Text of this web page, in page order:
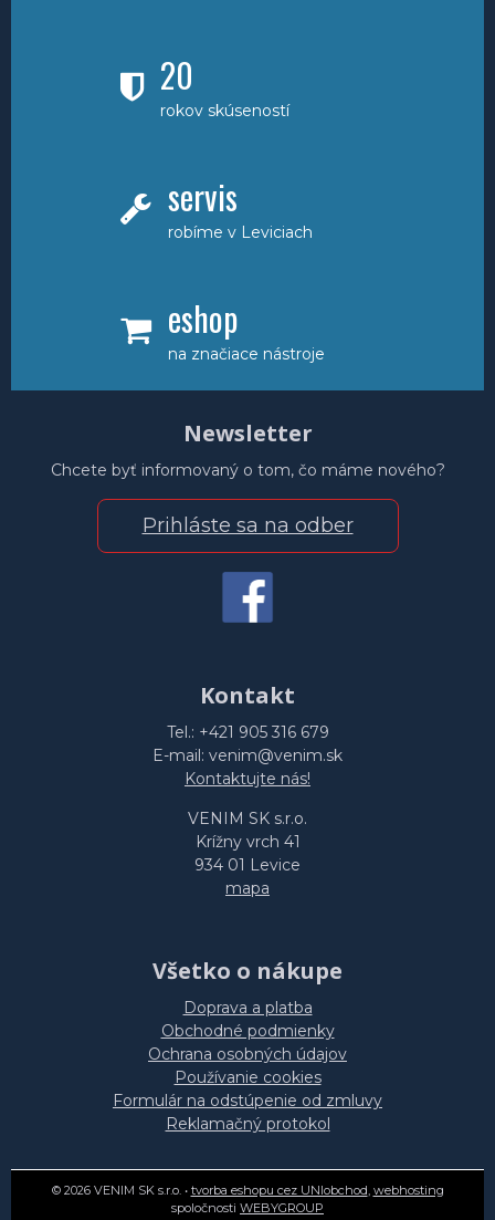
20
rokov skúseností
servis
robíme v Leviciach
eshop
na značiace nástroje
Newsletter
Chcete byť informovaný o tom, čo máme nového?
Prihláste sa na odber
Kontakt
Tel.: +421 905 316 679
E-mail: venim@venim.sk
Kontaktujte nás!
VENIM SK s.r.o.
Krížny vrch 41
934 01 Levice
mapa
Všetko o nákupe
Doprava a platba
Obchodné podmienky
Ochrana osobných údajov
Používanie cookies
Formulár na odstúpenie od zmluvy
Reklamačný protokol
© 2026 VENIM SK s.r.o. • tvorba eshopu cez UNIobchod, webhosting
spoločnosti WEBYGROUP